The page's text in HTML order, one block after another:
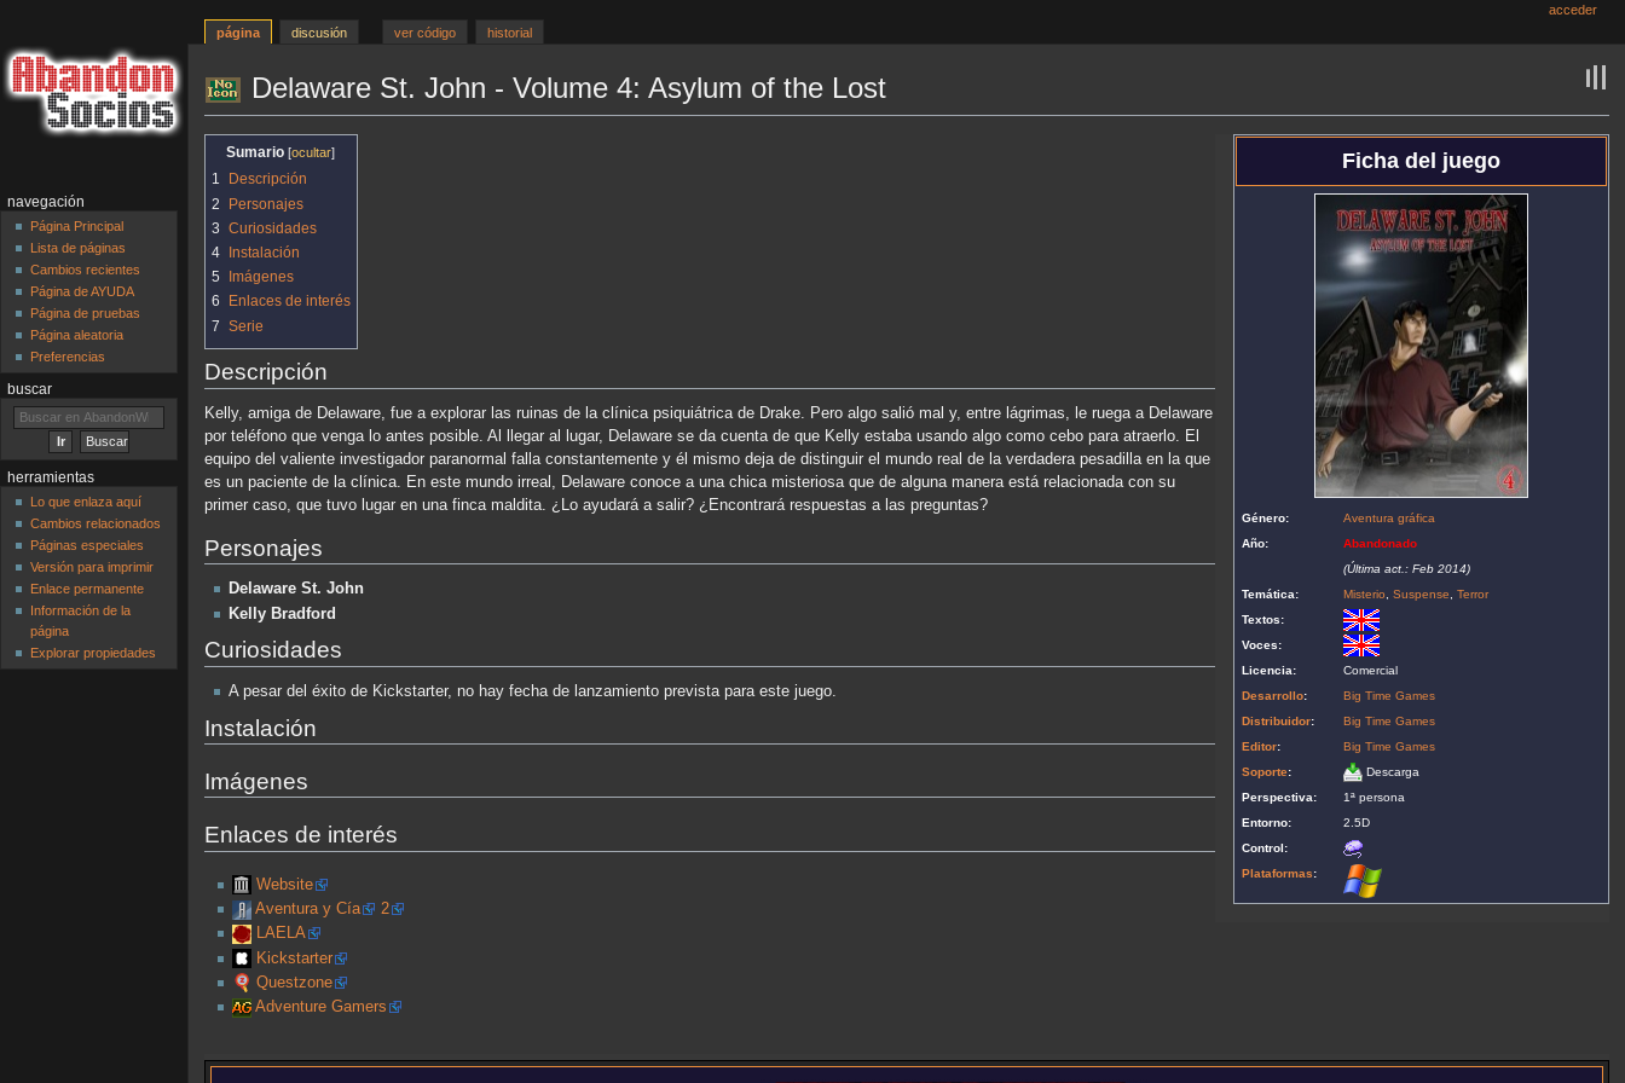
Delaware St. John - Volume 4: Asylum of the Lost
la
navegación
la
búsqueda
Ficha del juego
Género:
Aventura gráfica
Año:
Abandonado
(Última act.: Feb 2014)
Temática:
Misterio ,Suspense ,Terror
Textos:
Voces:
Licencia:
Comercial
Desarrollo:
Big Time Games
Distribuidor:
Big Time Games
Editor:
Big Time Games
Soporte:
Descarga
Perspectiva:
1ª persona
Entorno:
2.5D
Control:
Plataformas:
Sumario
1
Descripción
2
Personajes
3 Curiosidades
4
Instalación
5
Imágenes
6
Enlaces de interés
7 Serie
Descripción
Kelly, amiga de Delaware, fue a explorar las ruinas de la clínica psiquiátrica de Drake. Pero algo salió mal y, entre lágrimas, le ruega a Delaware
por teléfono que venga lo antes posible. Al llegar al lugar, Delaware se da cuenta de que Kelly estaba usando algo como cebo para atraerlo. El
equipo del valiente investigador paranormal falla constantemente y él mismo deja de distinguir el mundo real de la verdadera pesadilla en la que
es un paciente de la clínica. En este mundo irreal, Delaware conoce a una chica misteriosa que de alguna manera está relacionada con su
primer caso, que tuvo lugar en una finca maldita. ¿Lo ayudará a salir? ¿Encontrará respuestas a las preguntas?
Personajes
Delaware St. John
Kelly Bradford
Curiosidades
A pesar del éxito de Kickstarter, no hay fecha de lanzamiento prevista para este juego.
Instalación
Imágenes
Enlaces de interés
Website
Aventura y Cía
2
LAELA
Kickstarter
Questzone
Adventure Gamers
página discusión ver código historial
acceder
navegación
Página Principal
Lista de páginas
Cambios recientes
Página de AYUDA
Página de pruebas
Página aleatoria
Preferencias
buscar
herramientas
Lo que enlaza aquí
Cambios relacionados
Páginas especiales
Versión para imprimir
Enlace permanente
Información de la
página
Explorar propiedades